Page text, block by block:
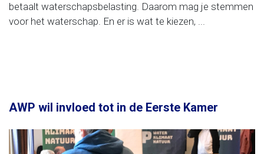
betaalt waterschapsbelasting. Daarom mag je stemmen
voor het waterschap. En er is wat te kiezen, ...
AWP wil invloed tot in de Eerste Kamer